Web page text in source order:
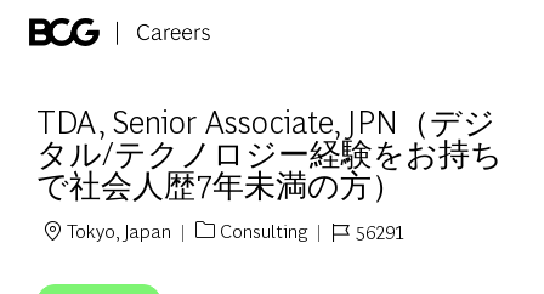
TDA, Senior Associate, JPN（デジ
タル/テクノロジー経験をお持ち
で社会人歴7年未満の方）
Location
Tokyo, Japan Category
Consulting
Job Id
56291